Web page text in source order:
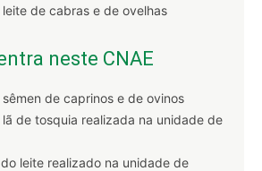
de cabras e de ovelhas
neste CNAE
de caprinos e de ovinos
de tosquia realizada na unidade de
leite realizado na unidade de